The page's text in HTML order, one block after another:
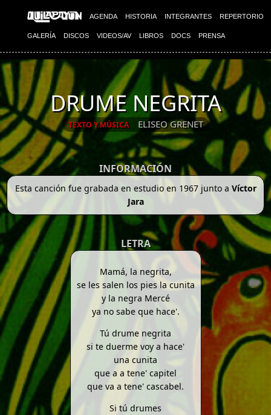
AGENDA HISTORIA INTEGRANTES REPERTORIO
GALERÍA DISCOS VIDEOS/AV LIBROS DOCS PRENSA
DRUME NEGRITA
TEXTO Y MÚSICA ELISEO GRENET
INFORMACIÓN
Esta canción fue grabada en estudio en 1967 junto a Víctor
Jara
LETRA
Mamá, la negrita,
se les salen los pies la cunita
y la negra Mercé
ya no sabe que hace'.
Tú drume negrita
si te duerme voy a hace'
una cunita
que a a tene' capitel
que va a tene' cascabel.
Si tú drumes